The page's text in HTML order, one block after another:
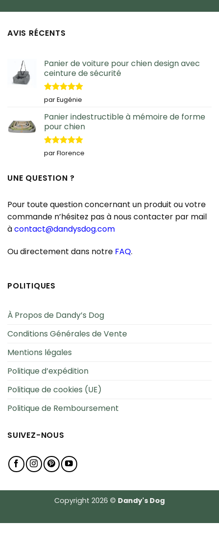
AVIS RÉCENTS
Panier de voiture pour chien design avec
ceinture de sécurité
Note5sur
5
par Eugénie
Panier indestructible à mémoire de forme
pour chien
Note5sur
5
par Florence
UNE QUESTION ?
Pour toute question concernant un produit ou votre
commande n’hésitez pas à nous contacter par mail
àcontact@dandysdog.com
Ou directement dans notre FAQ.
POLITIQUES
À Propos de Dandy’s Dog
Conditions Générales de Vente
Mentions légales
Politique d’expédition
Politique de cookies (UE)
Politique de Remboursement
SUIVEZ-NOUS
Copyright 2026 © Dandy's Dog